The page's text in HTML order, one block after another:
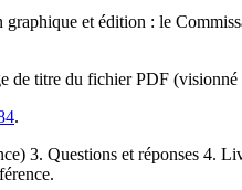
graphique et édition : le
de titre du fichier PDF
.
Questions et réponses 4.